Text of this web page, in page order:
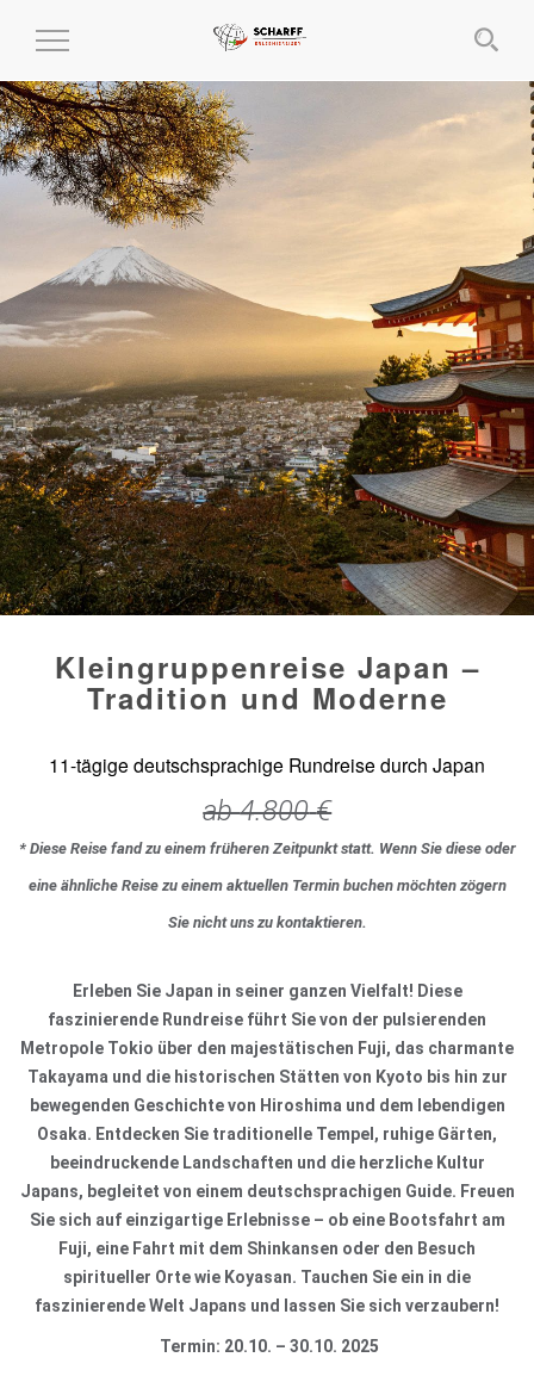
MENÜ
UND
AUSKLAPPEN
Kleingruppenreise Japan –
Tradition und Moderne
11-tägige deutschsprachige Rundreise durch Japan
ab4.800 €
* Diese Reise fand zu einem früheren Zeitpunkt statt. Wenn Sie diese oder
eine ähnliche Reise zu einem aktuellen Termin buchen möchten zögern
Sie nicht uns zu kontaktieren.
Erleben Sie Japan in seiner ganzen Vielfalt! Diese
faszinierende Rundreise führt Sie von der pulsierenden
Metropole Tokio über den majestätischen Fuji, das charmante
Takayama und die historischen Stätten von Kyoto bis hin zur
bewegenden Geschichte von Hiroshima und dem lebendigen
Osaka. Entdecken Sie traditionelle Tempel, ruhige Gärten,
beeindruckende Landschaften und die herzliche Kultur
Japans, begleitet von einem deutschsprachigen Guide. Freuen
Sie sich auf einzigartige Erlebnisse – ob eine Bootsfahrt am
Fuji, eine Fahrt mit dem Shinkansen oder den Besuch
spiritueller Orte wie Koyasan. Tauchen Sie ein in die
faszinierende Welt Japans und lassen Sie sich verzaubern!
Termin: 20.10. – 30.10. 2025